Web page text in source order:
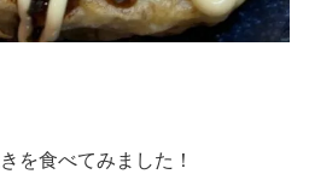
を食べてみました！